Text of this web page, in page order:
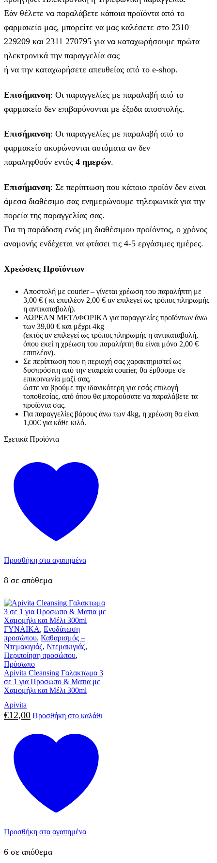
Εάν θέλετε να παραλάβετε κάποια προϊόντα από το
φαρμακείο μας, μπορείτε να μας καλέσετε στο 2310
229209 και 2311 270795 για να καταχωρήσουμε πρώτα
ηλεκτρονικά την παραγγελία σας
ή να την καταχωρήσετε απευθείας από το e-shop.
Επισήμανση: Οι παραγγελίες με παραλαβή από το
φαρμακείο δεν επιβαρύνονται με έξοδα αποστολής.
Επισήμανση: Οι παραγγελίες με παραλαβή από το
φαρμακείο ακυρώνονται αυτόματα αν δεν
παραληφθούν εντός 4 ημερών.
Επισήμανση: Σε περίπτωση που κάποιο προϊόν δεν είναι
άμεσα διαθέσιμο σας ενημερώνουμε τηλεφωνικά για την
πορεία της παραγγελίας σας.
Για τη παράδοση ενός μη διαθέσιμου προϊόντος, ο χρόνος
αναμονής ενδέχεται να φτάσει τις 4-5 εργάσιμες ημέρες.
Χρεώσεις Προϊόντων
Αποστολή με courier – γίνεται χρέωση του παραλήπτη με
3,00 € ( κι επιπλέον 2,00 € αν επιλεγεί ως τρόπος πληρωμής
η αντικαταβολή).
ΔΩΡΕΑΝ ΜΕΤΑΦΟΡΙΚΑ για παραγγελίες προϊόντων άνω
των 39,00 € και μέχρι 4kg
(εκτός αν επιλεγεί ως τρόπος πληρωμής η αντικαταβολή,
όπου εκεί η χρέωση του παραλήπτη θα είναι μόνο 2,00 €
επιπλέον).
Σε περίπτωση που η περιοχή σας χαρακτηριστεί ως
δυσπρόσιτη από την εταιρεία courier, θα έρθουμε σε
επικοινωνία μαζί σας,
ώστε να βρούμε την ιδανικότερη για εσάς επιλογή
τοποθεσίας, από όπου θα μπορούσατε να παραλάβετε τα
προϊόντα σας.
Για παραγγελίες βάρους άνω των 4kg, η χρέωση θα είναι
1,00€ για κάθε κιλό.
Σχετικά Προϊόντα
Προσθήκη στα αγαπημένα
8 σε απόθεμα
ΓΥΝΑΙΚΑ, Ενυδάτωση
προσώπου, Καθαρισμός –
Ντεμακιγιάζ, Ντεμακιγιάζ,
Περιποίηση προσώπου,
Πρόσωπο
Apivita Cleansing Γαλακτωμα 3
σε 1 για Προσωπο & Ματια με
Χαμομήλι και Μέλι 300ml
Apivita
€12,00 Προσθήκη στο καλάθι
Προσθήκη στα αγαπημένα
6 σε απόθεμα